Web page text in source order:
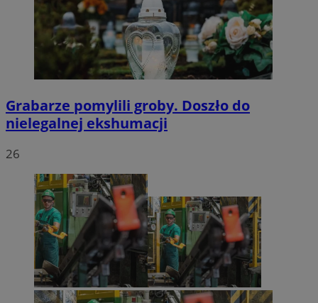
Grabarze pomylili groby. Doszło do
nielegalnej ekshumacji
26